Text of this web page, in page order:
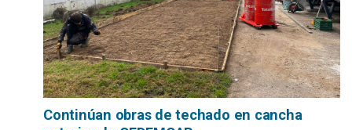
Continúan obras de techado en cancha